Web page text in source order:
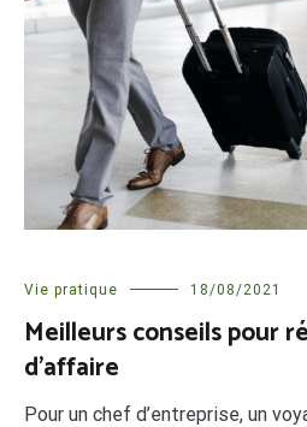
Vie pratique 18/08/2021
Meilleurs conseils pour
d’affaire
Pour un chef d’entreprise, un